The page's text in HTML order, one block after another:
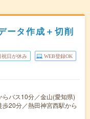
ータ作成＋切削
祝日が休み WEB登録OK
バス10分／金山(愛知県)
20分／熱田神宮西駅から